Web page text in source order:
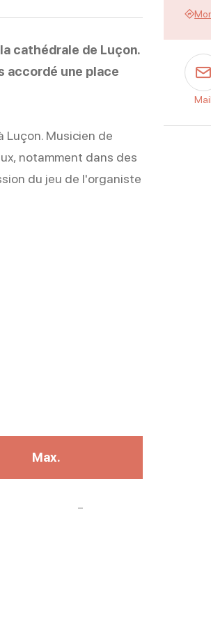
cathédrale de Luçon.
accordé une place
Luçon. Musicien de
notamment dans des
du jeu de l'organiste
Max.
–Non communiqué
Mail